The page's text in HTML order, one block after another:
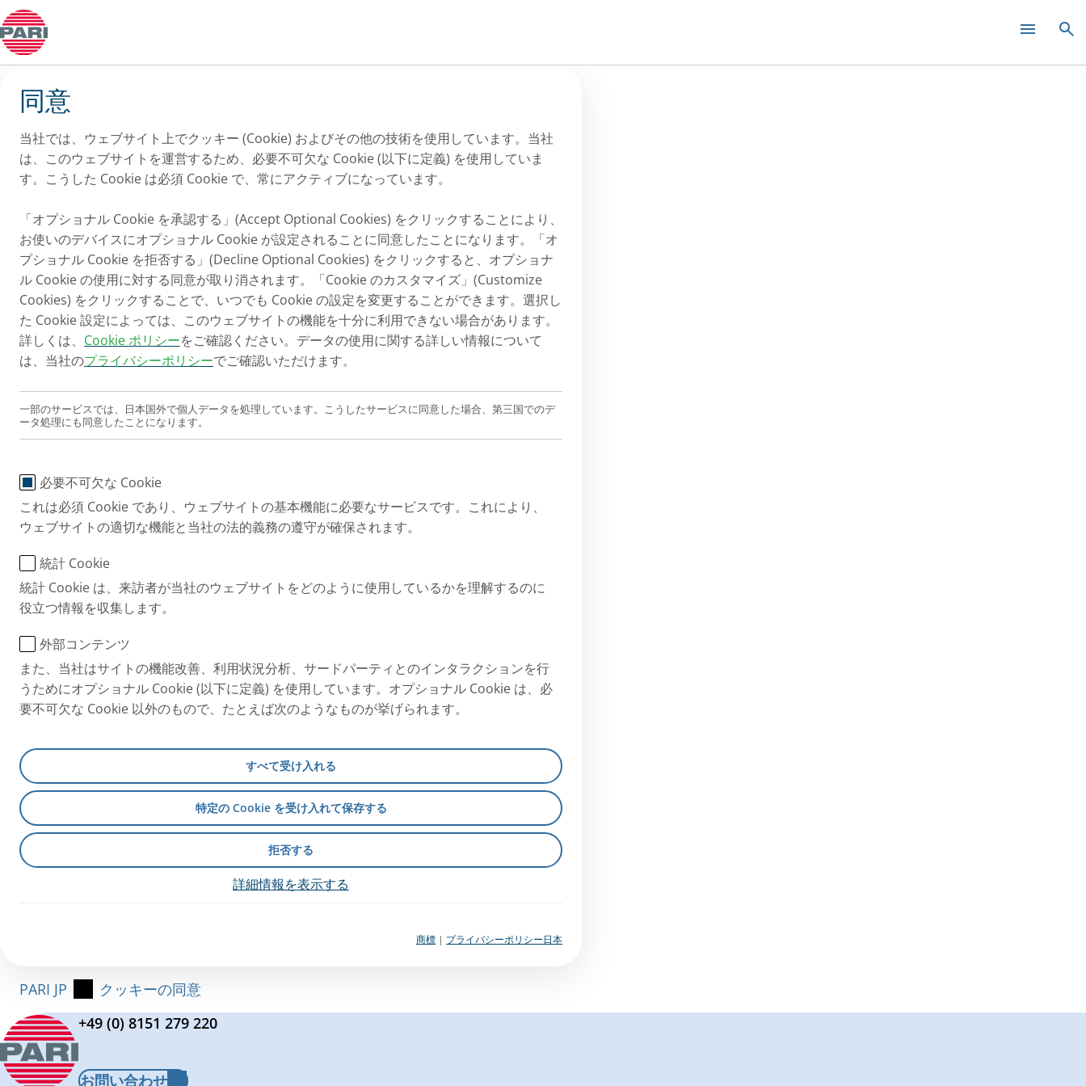
クッキーの同意
同意
当社では、ウェブサイト上でクッキー (Cookie) およびその他の技術を使用しています。当社
は、このウェブサイトを運営するため、必要不可欠な Cookie (以下に定義) を使用していま
す。こうした Cookie は必須 Cookie で、常にアクティブになっています。
「オプショナル Cookie を承認する」(Accept Optional Cookies) をクリックすることにより、
お使いのデバイスにオプショナル Cookie が設定されることに同意したことになります。「オ
プショナル Cookie を拒否する」(Decline Optional Cookies) をクリックすると、オプショナ
ル Cookie の使用に対する同意が取り消されます。「Cookie のカスタマイズ」(Customize
Cookies) をクリックすることで、いつでも Cookie の設定を変更することができます。選択し
た Cookie 設定によっては、このウェブサイトの機能を十分に利用できない場合があります。
詳しくは、 Cookie ポリシーをご確認ください。データの使用に関する詳しい情報について
は、当社のプライバシーポリシーでご確認いただけます。
一部のサービスでは、日本国外で個人データを処理しています。こうしたサービスに同意した場合、第三国でのデ
ータ処理にも同意したことになります。
必要不可欠な Cookie
これは必須 Cookie であり、ウェブサイトの基本機能に必要なサービスです。これにより、
ウェブサイトの適切な機能と当社の法的義務の遵守が確保されます。
統計 Cookie
統計 Cookie は、来訪者が当社のウェブサイトをどのように使用しているかを理解するのに
役立つ情報を収集します。
外部コンテンツ
また、当社はサイトの機能改善、利用状況分析、サードパーティとのインタラクションを行
うためにオプショナル Cookie (以下に定義) を使用しています。オプショナル Cookie は、必
要不可欠な Cookie 以外のもので、たとえば次のようなものが挙げられます。
すべて受け入れる
特定の Cookie を受け入れて保存する
拒否する
詳細情報を表示する
商標 | プライバシーポリシー日本
PARI JP
クッキーの同意
+49 (0) 8151 279 220
お問い合わせ